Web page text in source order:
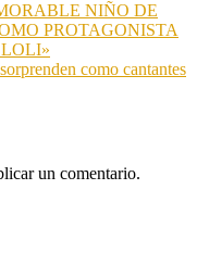
NIÑO DE
PROTAGONISTA
como cantantes
un comentario.